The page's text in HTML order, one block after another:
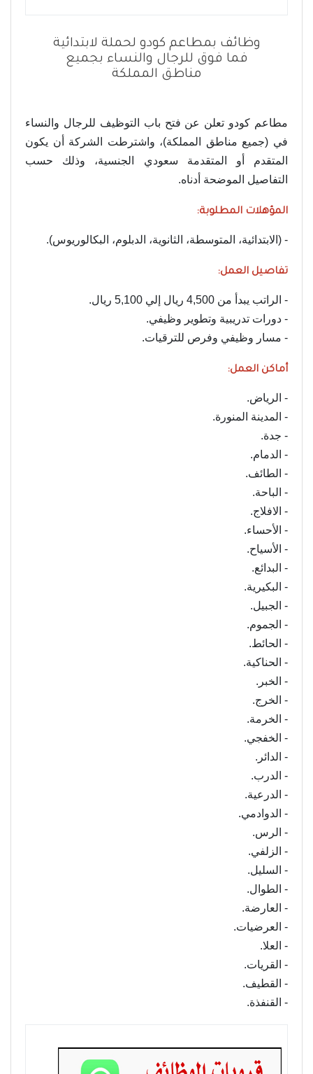
وظائف بمطاعم كودو لحملة لابتدائية
فما فوق للرجال والنساء بجميع
مناطق المملكة
مطاعم كودو تعلن عن فتح باب التوظيف للرجال والنساء
في (جميع مناطق المملكة)، واشترطت الشركة أن يكون
المتقدم أو المتقدمة سعودي الجنسية، وذلك حسب
التفاصيل الموضحة أدناه.
المؤهلات المطلوبة:
- (الابتدائية، المتوسطة، الثانوية، الدبلوم، البكالوريوس).
تفاصيل العمل:
- الراتب يبدأ من 4,500 ريال إلي 5,100 ريال.
- دورات تدريبية وتطوير وظيفي.
- مسار وظيفي وفرص للترقيات.
أماكن العمل:
- الرياض.
- المدينة المنورة.
- جدة.
- الدمام.
- الطائف.
- الباحة.
- الافلاج.
- الأحساء.
- الأسياح.
- البدائع.
- البكيرية.
- الجبيل.
- الجموم.
- الحائط.
- الحناكية.
- الخبر.
- الخرج.
- الخرمة.
- الخفجي.
- الدائر.
- الدرب.
- الدرعية.
- الدوادمي.
- الرس.
- الزلفي.
- السليل.
- الطوال.
- العارضة.
- العرضيات.
- العلا.
- القريات.
- القطيف.
- القنفذة.